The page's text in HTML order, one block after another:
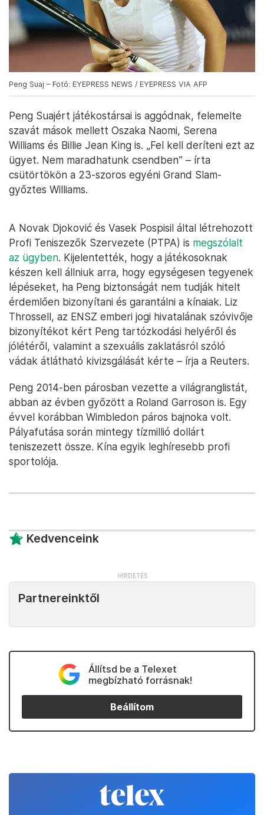
Peng Suaj – Fotó: EYEPRESS NEWS / EYEPRESS VIA AFP
Peng Suajért játékostársai is aggódnak, felemelte
szavát mások mellett Oszaka Naomi, Serena
Williams és Billie Jean King is. „Fel kell deríteni ezt az
ügyet. Nem maradhatunk csendben” – írta
csütörtökön a 23-szoros egyéni Grand Slam-
győztes Williams.
A Novak Djoković és Vasek Pospisil által létrehozott
Profi Teniszezők Szervezete (PTPA) is megszólalt
az ügyben. Kijelentették, hogy a játékosoknak
készen kell állniuk arra, hogy egységesen tegyenek
lépéseket, ha Peng biztonságát nem tudják hitelt
érdemlően bizonyítani és garantálni a kínaiak. Liz
Throssell, az ENSZ emberi jogi hivatalának szóvivője
bizonyítékot kért Peng tartózkodási helyéről és
jólétéről, valamint a szexuális zaklatásról szóló
vádak átlátható kivizsgálását kérte – írja a Reuters.
Peng 2014-ben párosban vezette a világranglistát,
abban az évben győzött a Roland Garroson is. Egy
évvel korábban Wimbledon páros bajnoka volt.
Pályafutása során mintegy tízmillió dollárt
teniszezett össze. Kína egyik leghíresebb profi
sportolója.
Kedvenceink
Partnereinktől
Állítsd be a Telexet
megbízható forrásnak!
Beállítom